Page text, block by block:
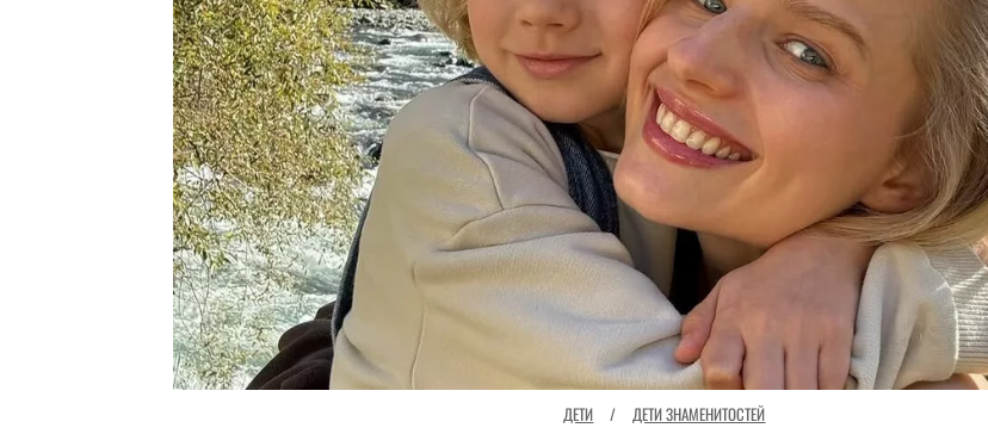
ДЕТИ / ДЕТИ ЗНАМЕНИТОСТЕЙ